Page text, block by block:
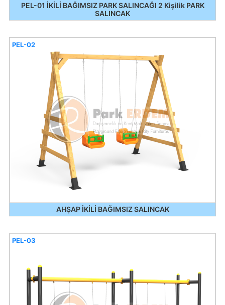
PEL-01 İKİLİ BAĞIMSIZ PARK SALINCAĞI 2 Kişilik PARK
SALINCAK
AHŞAP İKİLİ BAĞIMSIZ SALINCAK
PEL-02
PEL-03